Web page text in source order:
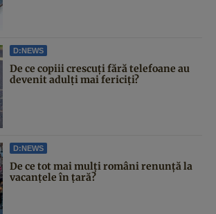
D:NEWS
De ce copiii crescuți fără telefoane au
devenit adulți mai fericiți?
D:NEWS
De ce tot mai mulți români renunță la
vacanțele în țară?